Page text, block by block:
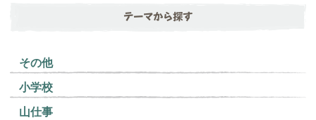
テーマから探す
その他
小学校
山仕事